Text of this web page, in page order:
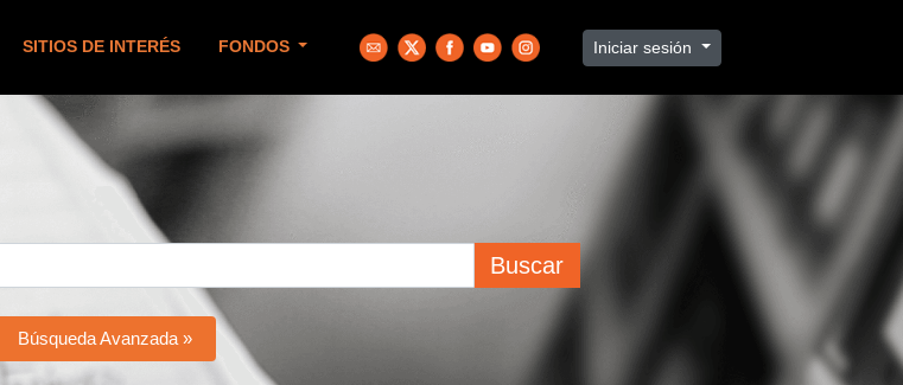
SITIOS DE INTERÉS FONDOS Iniciar sesión
Buscar
Búsqueda Avanzada »